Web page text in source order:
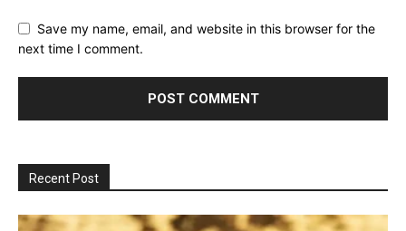
Save my name, email, and website in this browser for the
next time I comment.
Recent Post